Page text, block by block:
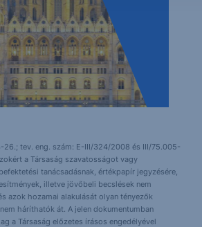
26.; tev. eng. szám: E-III/324/2008 és III/75.005-
a Társaság szavatosságot vagy
tanácsadásnak, értékpapír jegyzésére,
illetve jövőbeli becslések nem
azok hozamai alakulását olyan tényezők
háríthatók át. A jelen dokumentumban
a Társaság előzetes írásos engedélyével